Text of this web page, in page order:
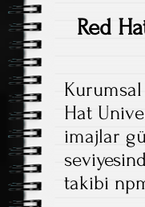
Red
Hat
imajlar
takibi